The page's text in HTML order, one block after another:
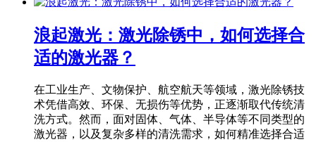
浪起激光：激光除锈中，如何选择合
适的激光器？
在工业生产、文物保护、航空航天等领域，激光除锈技
术凭借高效、环保、无损伤等优势，正逐渐取代传统清
洗方式。然而，面对固体、气体、半导体等不同类型的
激光器，以及复杂多样的清洗需求，如何精准选择合适